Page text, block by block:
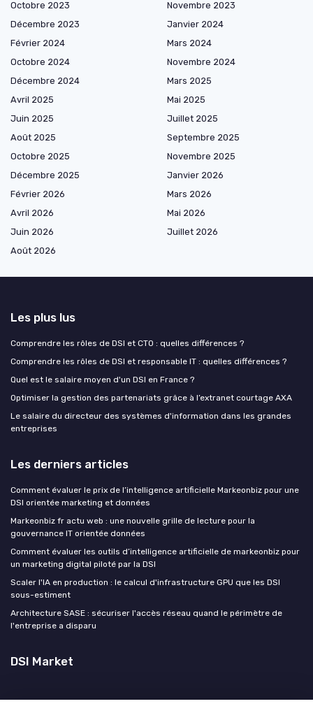
Octobre 2023
Novembre 2023
Décembre 2023
Janvier 2024
Février 2024
Mars 2024
Octobre 2024
Novembre 2024
Décembre 2024
Mars 2025
Avril 2025
Mai 2025
Juin 2025
Juillet 2025
Août 2025
Septembre 2025
Octobre 2025
Novembre 2025
Décembre 2025
Janvier 2026
Février 2026
Mars 2026
Avril 2026
Mai 2026
Juin 2026
Juillet 2026
Août 2026
Les plus lus
Comprendre les rôles de DSI et CTO : quelles différences ?
Comprendre les rôles de DSI et responsable IT : quelles différences ?
Quel est le salaire moyen d'un DSI en France ?
Optimiser la gestion des partenariats grâce à l’extranet courtage AXA
Le salaire du directeur des systèmes d'information dans les grandes
entreprises
Les derniers articles
Comment évaluer le prix de l’intelligence artificielle Markeonbiz pour une
DSI orientée marketing et données
Markeonbiz fr actu web : une nouvelle grille de lecture pour la
gouvernance IT orientée données
Comment évaluer les outils d’intelligence artificielle de markeonbiz pour
un marketing digital piloté par la DSI
Scaler l'IA en production : le calcul d'infrastructure GPU que les DSI
sous-estiment
Architecture SASE : sécuriser l'accès réseau quand le périmètre de
l'entreprise a disparu
DSI Market